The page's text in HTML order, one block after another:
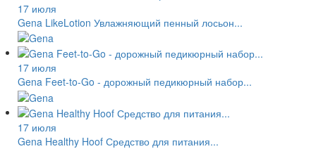
17 июля
Gena LikeLotion Увлажняющий пенный лосьон...
17 июля
Gena Feet-to-Go - дорожный педикюрный набор...
17 июля
Gena Healthy Hoof Средство для питания...